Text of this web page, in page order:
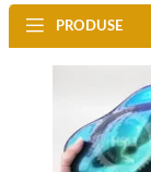
PRODUSE